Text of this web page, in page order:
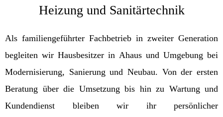
Heizung und Sanitärtechnik
Als familiengeführter Fachbetrieb in zweiter Generation
begleiten wir Hausbesitzer in Ahaus und Umgebung bei
Modernisierung, Sanierung und Neubau. Von der ersten
Beratung über die Umsetzung bis hin zu Wartung und
Kundendienst bleiben wir ihr persönlicher